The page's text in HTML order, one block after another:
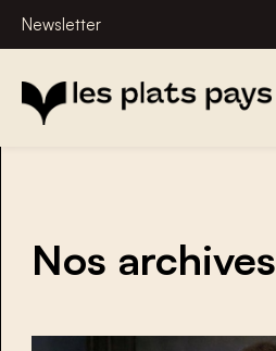
Newsletter
Nos archives